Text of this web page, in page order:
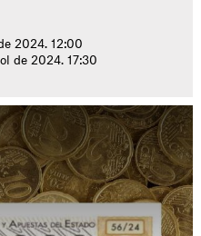
2024. 12:00
de 2024. 17:30